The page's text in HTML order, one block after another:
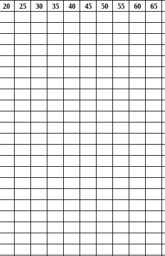
20 25 30 35 40 45 50 55 60 65